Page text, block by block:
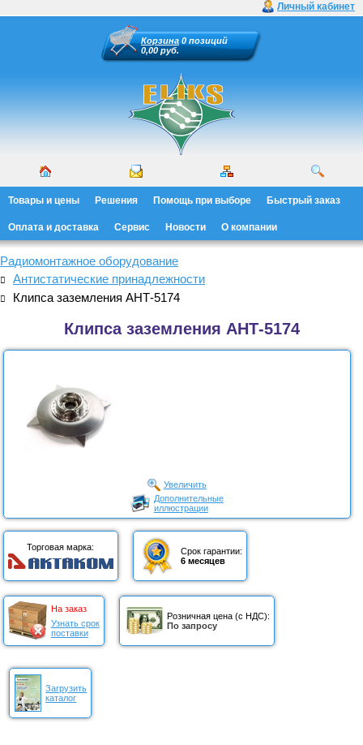
Личный кабинет
Корзина 0 позиций
0,00 руб.
Товары и цены Решения Помощь при выборе Быстрый заказ
Оплата и доставка Сервис Новости О компании
Радиомонтажное оборудование
Антистатические принадлежности
Клипса заземления АНТ-5174
Клипса заземления АНТ-5174
Увеличить
Дополнительные
иллюстрации
Торговая марка:
Срок гарантии:
6 месяцев
На заказ
Узнать срок
поставки
Розничная цена (с НДС):
По запросу
Загрузить
каталог